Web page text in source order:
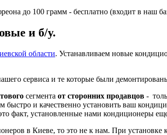
до 100 грамм - бесплатно (входит в наш
и б/у.
области. Устанавливаем новые
сервиса и те которые были
сегмента от сторонних продавцов -
и качественно установить ваш
факт, установленные нами кондиционеры
в Киеве, то это не к нам. При установке